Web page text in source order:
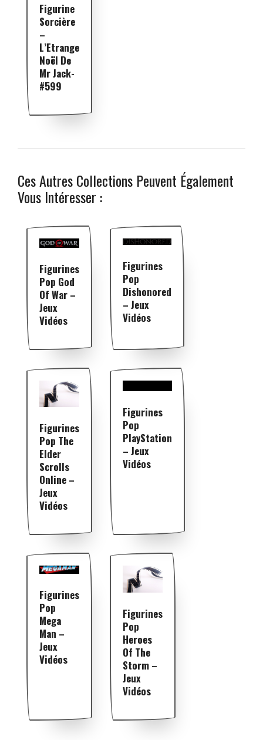
Figurine
Sorcière
–
L’Etrange
Noël De
Mr Jack-
#599
Ces Autres Collections Peuvent Également
Vous Intéresser :
Figurines
Pop God
Of War –
Jeux
Vidéos
Figurines
Pop
Dishonored
– Jeux
Vidéos
Figurines
Pop The
Elder
Scrolls
Online –
Jeux
Vidéos
Figurines
Pop
PlayStation
– Jeux
Vidéos
Figurines
Pop
Mega
Man –
Jeux
Vidéos
Figurines
Pop
Heroes
Of The
Storm –
Jeux
Vidéos